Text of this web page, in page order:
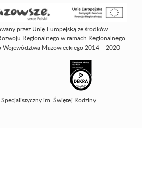
przez Unię Europejską ze środków
Regionalnego w ramach Regionalnego
Województwa Mazowieckiego 2014 – 2020
im. Świętej Rodziny